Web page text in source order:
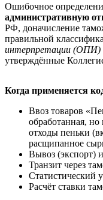
Ошибочное
административную
РФ, доначисление
правильной
интерпретации (ОПИ)
утверждённые
Когда применяется
Ввоз товаров
обработанная,
отходы пеньки
расщипанное
Вывоз (экспорт)
Транзит через
Статистический
Расчёт ставки